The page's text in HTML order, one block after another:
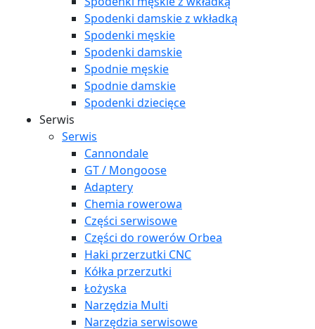
Spodenki damskie z wkładką
Spodenki męskie
Spodenki damskie
Spodnie męskie
Spodnie damskie
Spodenki dziecięce
Serwis
Serwis
Cannondale
GT / Mongoose
Adaptery
Chemia rowerowa
Części serwisowe
Części do rowerów Orbea
Haki przerzutki CNC
Kółka przerzutki
Łożyska
Narzędzia Multi
Narzędzia serwisowe